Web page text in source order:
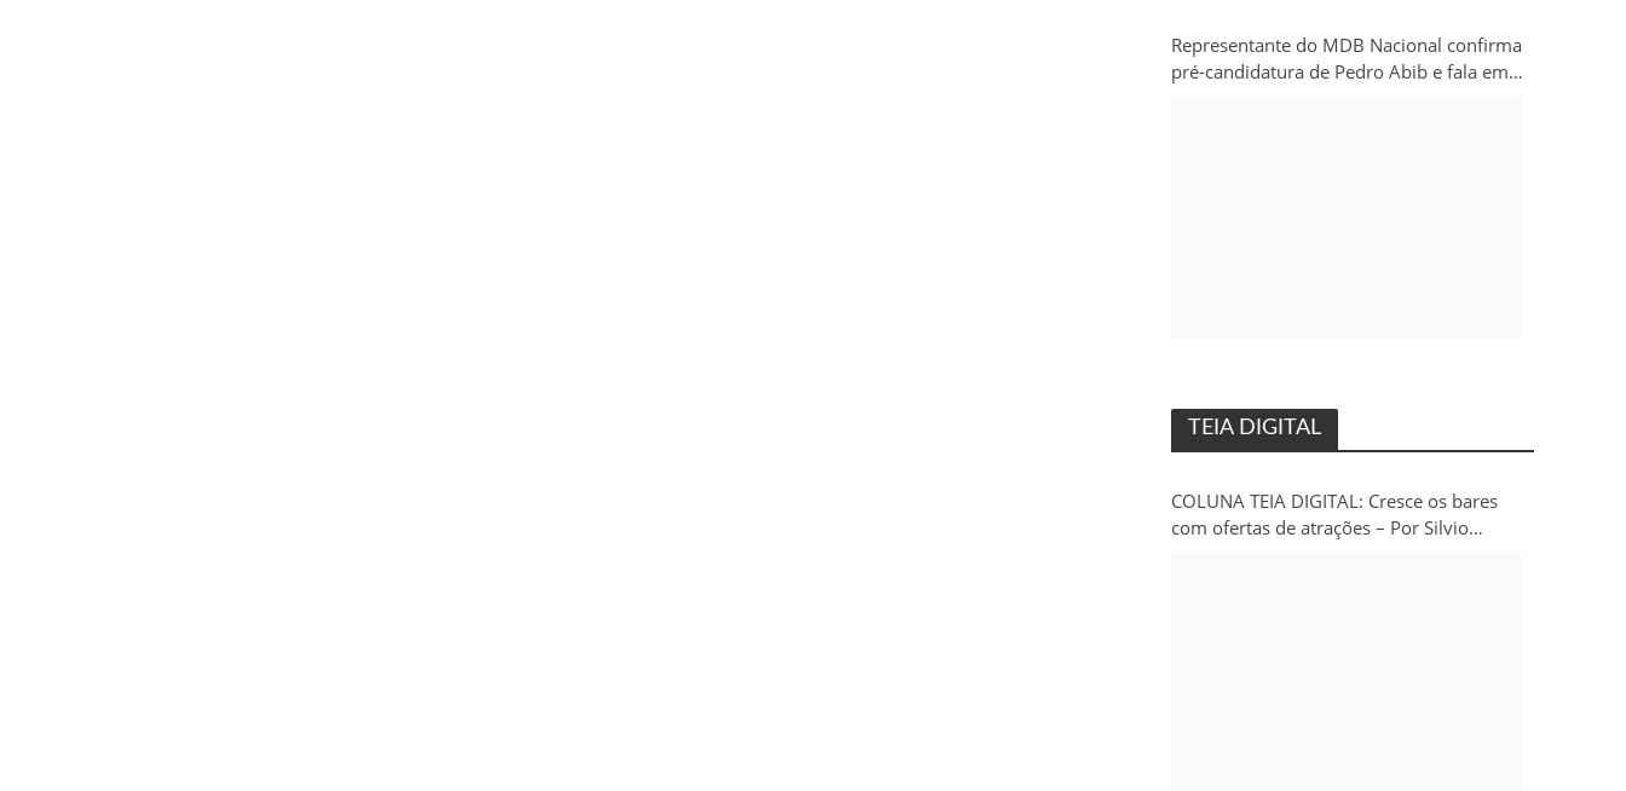
Representante do MDB Nacional confirma
pré-candidatura de Pedro Abib e fala em
TEIA DIGITAL
COLUNA TEIA DIGITAL: Cresce os bares
com ofertas de atrações – Por Silvio